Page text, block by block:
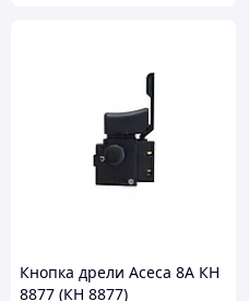
Кнопка дрели Асеса 8A КН
8877 (КН 8877)